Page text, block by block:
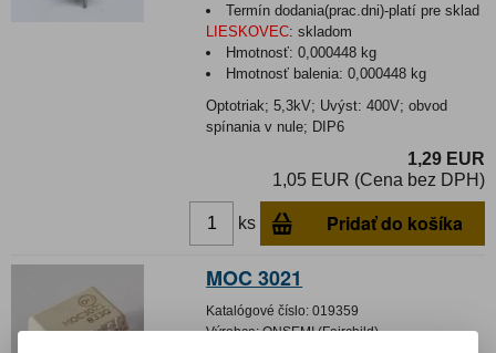
Termín dodania(prac.dni)-platí pre sklad
LIESKOVEC: skladom
Hmotnosť:0,000448 kg
Hmotnosť balenia:0,000448 kg
Optotriak; 5,3kV; Uvýst: 400V; obvod
spínania v nule; DIP6
1,29 EUR
1,05 EUR (Cena bez DPH)
ks Pridať do košíka
MOC 3021
Katalógové číslo: 019359
Výrobca:ONSEMI (Fairchild)